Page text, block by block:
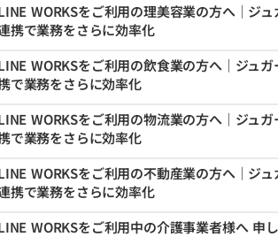
WORKSをご利用の理美容業の方へ｜ジ
携で業務をさらに効率化
WORKSをご利用の飲食業の方へ｜ジュ
で業務をさらに効率化
WORKSをご利用の物流業の方へ｜ジュ
で業務をさらに効率化
WORKSをご利用の不動産業の方へ｜ジ
携で業務をさらに効率化
WORKSをご利用中の介護事業者様へ 申